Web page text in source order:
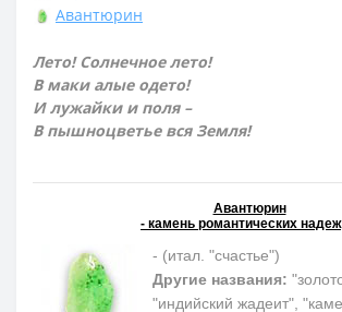
Авантюрин
Лето! Солнечное лето!
В маки алые одето!
И лужайки и поля –
В пышноцветье вся Земля!
Авантюрин
- камень романтических
- (итал. "счастье")
Другие названия:
"индийский жадеит",